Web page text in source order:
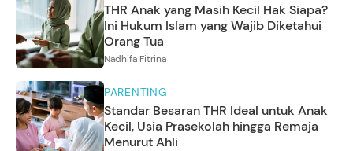
THR Anak yang Masih Kecil Hak Siapa?
Ini Hukum Islam yang Wajib Diketahui
Orang Tua
Nadhifa Fitrina
PARENTING
Standar Besaran THR Ideal untuk Anak
Kecil, Usia Prasekolah hingga Remaja
Menurut Ahli